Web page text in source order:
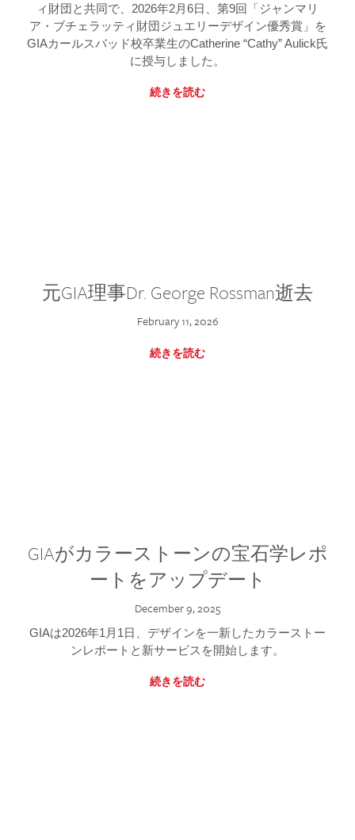
ィ財団と共同で、2026年2月6日、第9回「ジャンマリ
ア・ブチェラッティ財団ジュエリーデザイン優秀賞」を
GIAカールスバッド校卒業生のCatherine “Cathy” Aulick氏
に授与しました。
続きを読む
元GIA理事Dr. George Rossman逝去
February 11, 2026
続きを読む
GIAがカラーストーンの宝石学レポ
ートをアップデート
December 9, 2025
GIAは2026年1月1日、デザインを一新したカラーストー
ンレポートと新サービスを開始します。
続きを読む